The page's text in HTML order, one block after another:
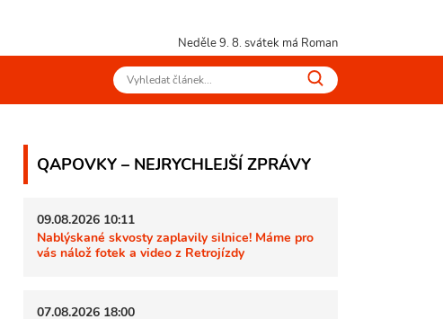
Neděle 9. 8. svátek má Roman
QAPOVKY – NEJRYCHLEJŠÍ ZPRÁVY
09.08.2026 10:11
Nablýskané skvosty zaplavily silnice! Máme pro
vás nálož fotek a video z Retrojízdy
07.08.2026 18:00